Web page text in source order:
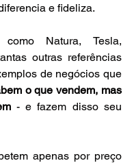
e fideliza.
como Natura, Tesla,
outras referências
o que vendem, mas
- e fazem disso seu
apenas por preço